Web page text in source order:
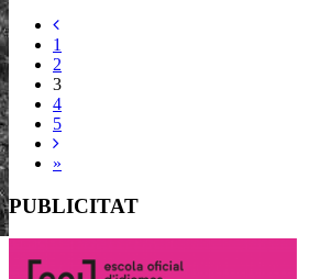
1
2
3
4
5
»
PUBLICITAT